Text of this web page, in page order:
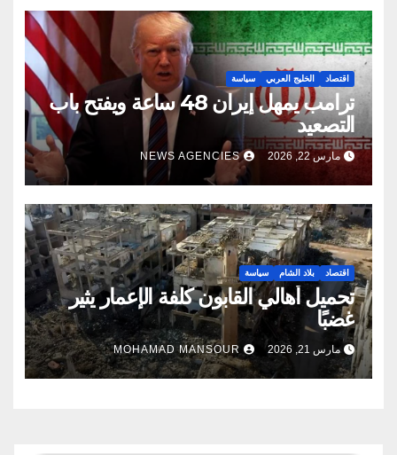
اقتصاد الخليج العربي سياسة
ترامب يمهل إيران 48 ساعة ويفتح باب
التصعيد
مارس 22, 2026 NEWS AGENCIES
اقتصاد بلاد الشام سياسة
تحميل أهالي القابون كلفة الإعمار يثير
غضبًا
مارس 21, 2026 MOHAMAD MANSOUR